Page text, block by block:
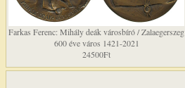
Farkas Ferenc: Mihály deák városbíró / Zalaegerszeg
600 éve város 1421-2021
24500Ft